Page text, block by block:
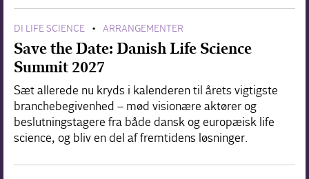
DI LIFE SCIENCE • ARRANGEMENTER
Save the Date: Danish Life Science
Summit 2027
Sæt allerede nu kryds i kalenderen til årets vigtigste
branchebegivenhed – mød visionære aktører og
beslutningstagere fra både dansk og europæisk life
science, og bliv en del af fremtidens løsninger.